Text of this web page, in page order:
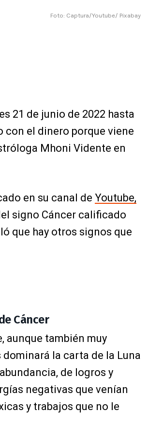
Foto: Captura/Youtube/ Pixabay
21 de junio de 2022 hasta
con el dinero porque viene
Mhoni Vidente en
en su canal de Youtube,
signo Cáncer calificado
que hay otros signos que
Cáncer
aunque también muy
la carta de la Luna
de logros y
negativas que venían
y trabajos que no le